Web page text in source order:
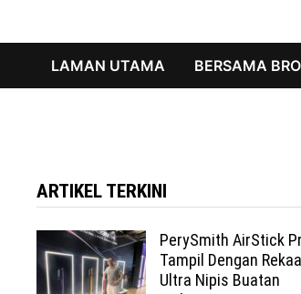
LAMAN UTAMA BERSAMA
ARTIKEL TERKINI
PerySmith AirStick
Tampil Dengan
Ultra Nipis Buatan